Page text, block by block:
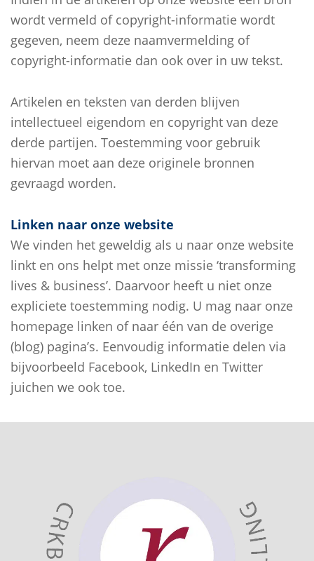
wordt vermeld of copyright-informatie wordt
gegeven, neem deze naamvermelding of
copyright-informatie dan ook over in uw tekst.
Artikelen en teksten van derden blijven
intellectueel eigendom en copyright van deze
derde partijen. Toestemming voor gebruik
hiervan moet aan deze originele bronnen
gevraagd worden.
Linken naar onze website
We vinden het geweldig als u naar onze website
linkt en ons helpt met onze missie ‘transforming
lives & business’. Daarvoor heeft u niet onze
expliciete toestemming nodig. U mag naar onze
homepage linken of naar één van de overige
(blog) pagina’s. Eenvoudig informatie delen via
bijvoorbeeld Facebook, LinkedIn en Twitter
juichen we ook toe.